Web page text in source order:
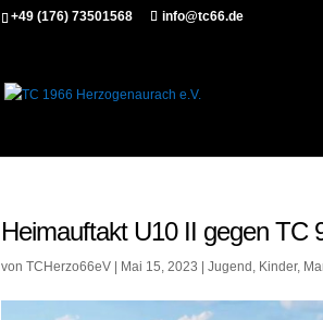
+49 (176) 73501568 info@tc66.de
Heimauftakt U10 II gegen TC
vonTCHerzo66eV Mai 15, 2023 |Jugend , Kinder,